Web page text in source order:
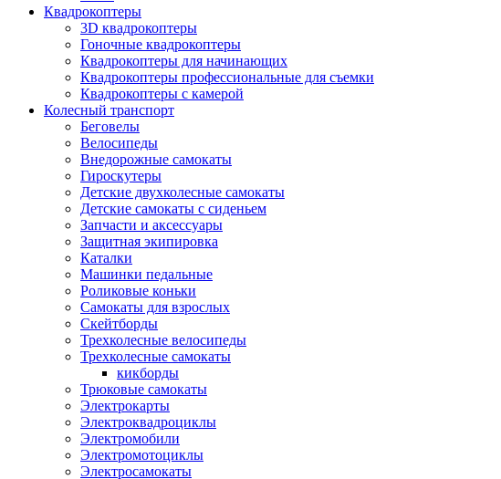
Квадрокоптеры
3D квадрокоптеры
Гоночные квадрокоптеры
Квадрокоптеры для начинающих
Квадрокоптеры профессиональные для съемки
Квадрокоптеры с камерой
Колесный транспорт
Беговелы
Велосипеды
Внедорожные самокаты
Гироскутеры
Детские двухколесные самокаты
Детские самокаты с сиденьем
Запчасти и аксессуары
Защитная экипировка
Каталки
Машинки педальные
Роликовые коньки
Самокаты для взрослых
Скейтборды
Трехколесные велосипеды
Трехколесные самокаты
кикборды
Трюковые самокаты
Электрокарты
Электроквадроциклы
Электромобили
Электромотоциклы
Электросамокаты